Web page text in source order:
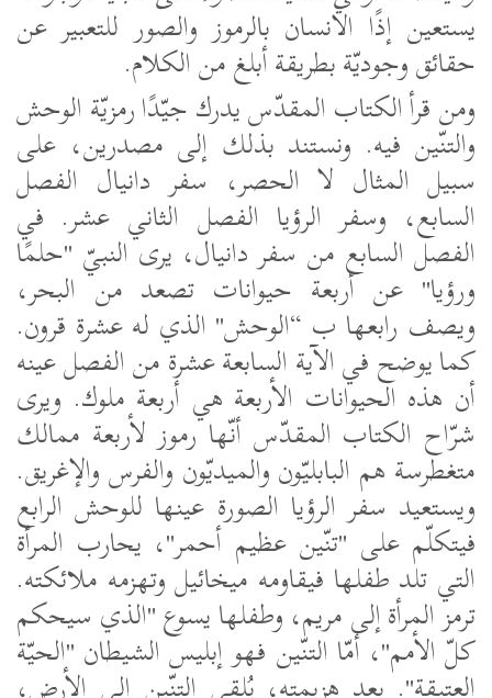
يستعين إذًا الانسان بالرموز والصور للتعبير عن
حقائق وجوديّة بطريقة أبلغ من الكلام.
ومن قرأ الكتاب المقدّس يدرك جيّدًا رمزيّة الوحش
والتنّين فيه. ونستند بذلك إلى مصدرين، على
سبيل المثال لا الحصر، سفر دانيال الفصل
السابع، وسفر الرؤيا الفصل الثاني عشر. في
الفصل السابع من سفر دانيال، يرى النبيّ "حلمًا
ورؤيا" عن أربعة حيوانات تصعد من البحر،
ويصف رابعها ب “الوحش" الذي له عشرة قرون.
كما يوضح في الآية السابعة عشرة من الفصل عينه
أن هذه الحيوانات الأربعة هي أربعة ملوك. ويرى
شرّاح الكتاب المقدّس أنّها رموز لأربعة ممالك
متغطرسة هم البابليّون والميديّون والفرس والإغريق.
ويستعيد سفر الرؤيا الصورة عينها للوحش الرابع
فيتكلّم على "تنّين عظيم أحمر"، يحارب المرأة
التي تلد طفلها فيقاومه ميخائيل وتهزمه ملائكته.
ترمز المرأة إلى مريم، وطفلها يسوع "الذي سيحكم
كلّ الأمم"، أمّا التنّين فهو إبليس الشيطان "الحيّة